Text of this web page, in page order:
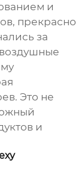
и
прекрасно
за
воздушные
Это не
и